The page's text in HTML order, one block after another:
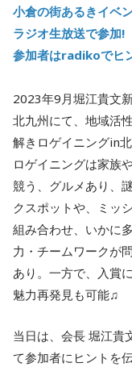
小倉の街あるきイベ
ラジオ生放送で参加!
参加者はradikoでヒ
2023年9月堀江貴文
北九州にて、地域活
解きロゲイニングin
ロゲイニングは家族
競う、グルメあり、
クスポットや、ミッ
組み合わせ、いかに
力・チームワークが
あり。一方で、入賞
魅力再発見も可能♫
当日は、会長 堀江貴
て参加者にヒントを